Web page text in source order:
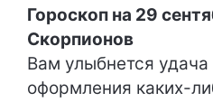
Гороскоп на 29
Скорпионов
Вам улыбнется удача
оформления каких-